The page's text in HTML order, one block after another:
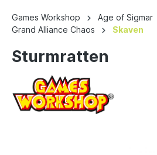
Games Workshop
Age of Sigmar
Grand Alliance Chaos
Skaven
Sturmratten